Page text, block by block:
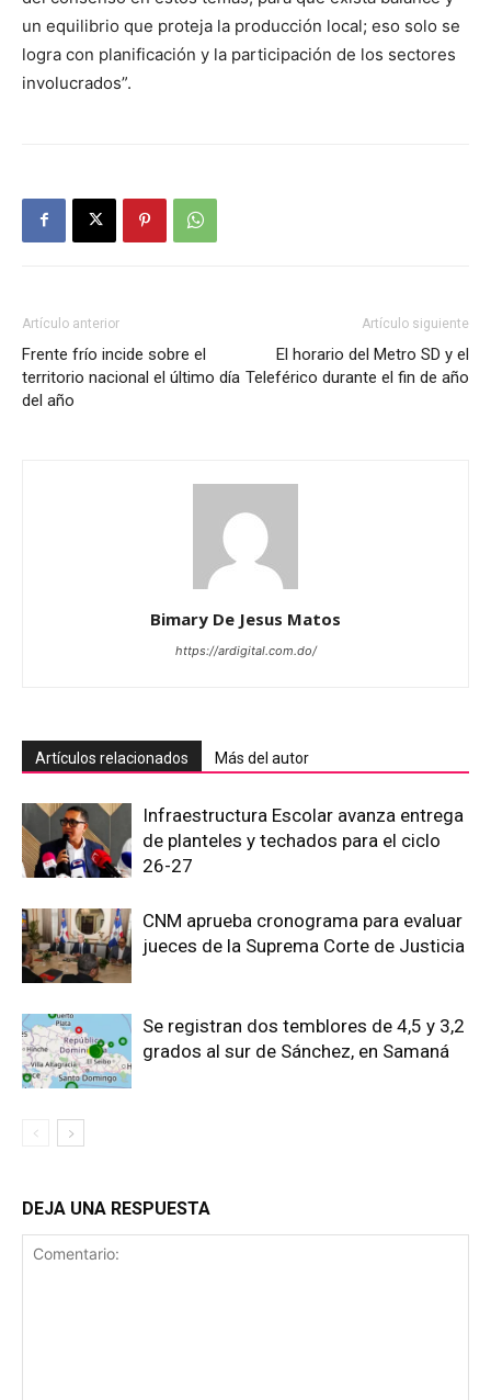
un equilibrio que proteja la producción local; eso solo se
logra con planificación y la participación de los sectores
involucrados”.
Artículo anterior
Frente frío incide sobre el
territorio nacional el último día
del año
Artículo siguiente
El horario del Metro SD y el
Teleférico durante el fin de año
Bimary De Jesus Matos
https://ardigital.com.do/
Artículos relacionados Más del autor
Infraestructura Escolar avanza entrega
de planteles y techados para el ciclo
26-27
CNM aprueba cronograma para evaluar
jueces de la Suprema Corte de Justicia
Se registran dos temblores de 4,5 y 3,2
grados al sur de Sánchez, en Samaná
DEJA UNA RESPUESTA